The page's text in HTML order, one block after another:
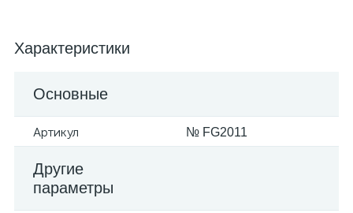
Характеристики
Основные
Артикул № FG2011
Другие
параметры